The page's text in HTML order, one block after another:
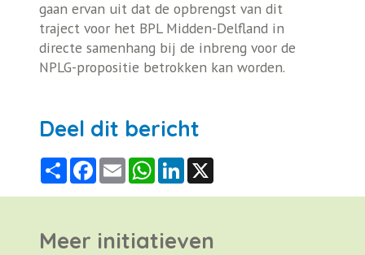
gaan ervan uit dat de opbrengst van dit
traject voor het BPL Midden-Delfland in
directe samenhang bij de inbreng voor de
NPLG-propositie betrokken kan worden.
Deel dit bericht
ShareFacebook
EmailWhatsApp
LinkedIn
Meer initiatieven